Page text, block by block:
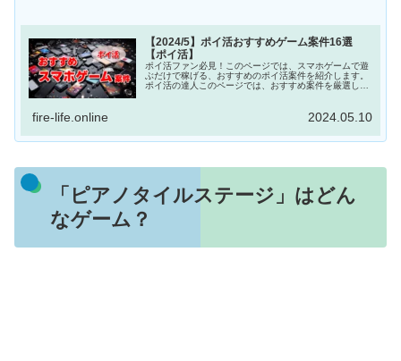
【2024/5】ポイ活おすすめゲーム案件16選
【ポイ活】
ポイ活ファン必見！このページでは、スマホゲームで遊
ぶだけで稼げる、おすすめのポイ活案件を紹介します。
ポイ活の達人このページでは、おすすめ案件を厳選して
fire-life.online 2024.05.10
「ピアノタイルステージ」はどん
なゲーム？